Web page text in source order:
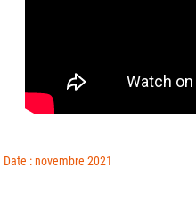
Date : novembre 2021